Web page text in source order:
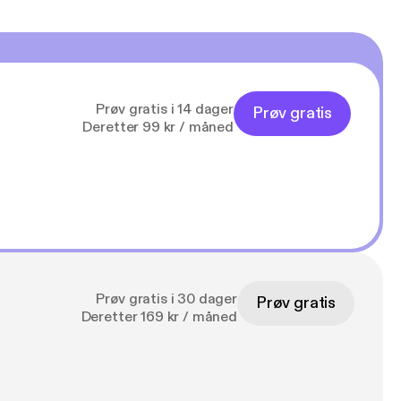
Prøv gratis i 14 dager
Deretter 99 kr / måned
Prøv gratis
Prøv gratis i 30 dager
Deretter 169 kr / måned
Prøv gratis